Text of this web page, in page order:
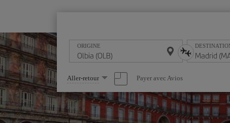
ORIGINE
Sélectionnez
une
option
Aller-retour Payer avec Avios